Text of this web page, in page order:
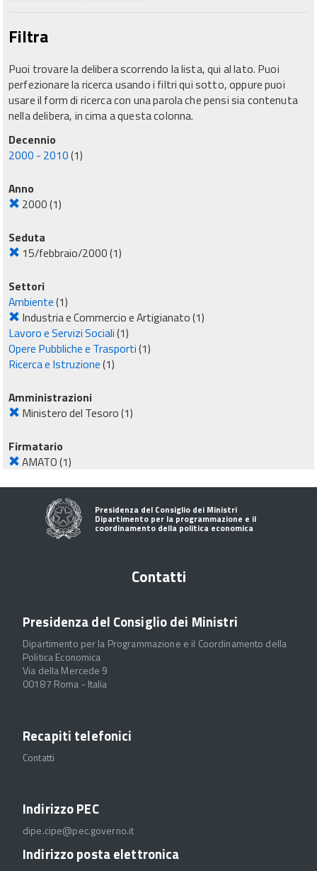
Filtra
Puoi trovare la delibera scorrendo la lista, qui al lato. Puoi
perfezionare la ricerca usando i filtri qui sotto, oppure puoi
usare il form di ricerca con una parola che pensi sia contenuta
nella delibera, in cima a questa colonna.
Decennio
2000 - 2010(1)
Anno
2000(1)
Seduta
15/febbraio/2000(1)
Settori
Ambiente(1)
Industria e Commercio e Artigianato(1)
Lavoro e Servizi Sociali(1)
Opere Pubbliche e Trasporti(1)
Ricerca e Istruzione(1)
Amministrazioni
Ministero del Tesoro(1)
Firmatario
AMATO(1)
Presidenza del Consiglio dei Ministri
Dipartimento per la programmazione e il
coordinamento della politica economica
Contatti
Presidenza del Consiglio dei Ministri
Dipartimento per la Programmazione e il Coordinamento della
Politica Economica
Via della Mercede 9
00187 Roma - Italia
Recapiti telefonici
Contatti
Indirizzo PEC
dipe.cipe@pec.governo.it
Indirizzo posta elettronica